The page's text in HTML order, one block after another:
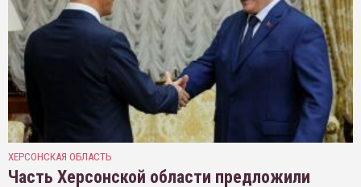
ХЕРСОНСКАЯ ОБЛАСТЬ
Часть Херсонской области предложили